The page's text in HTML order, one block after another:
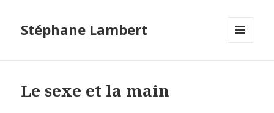
Stéphane Lambert
Le sexe et la main